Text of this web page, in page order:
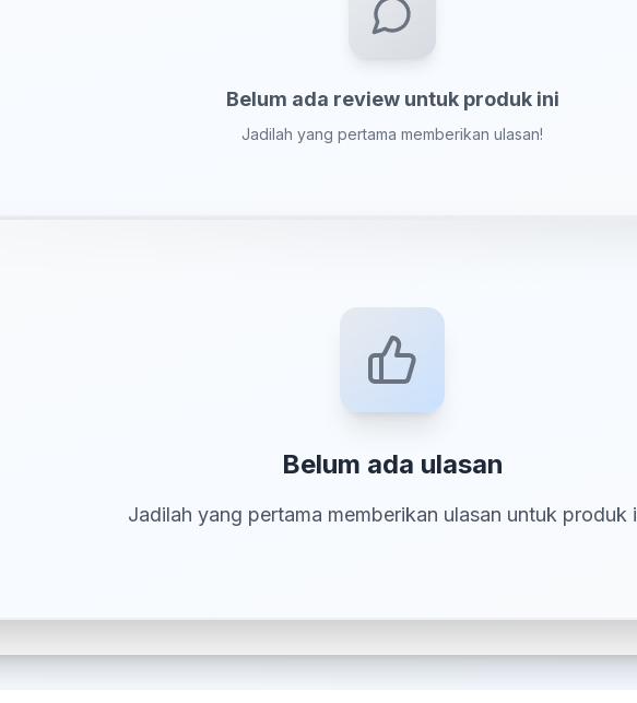
Belum ada review untuk produk ini
Jadilah yang pertama memberikan ulasan!
Belum ada ulasan
Jadilah yang pertama memberikan ulasan untuk produk